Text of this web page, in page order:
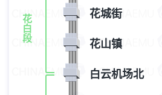
花
白
段
花城街
花山镇
白云机场北